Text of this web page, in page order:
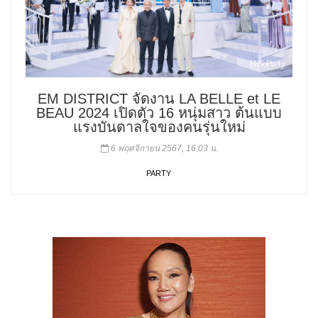
EM DISTRICT จัดงาน LA BELLE et LE
BEAU 2024 เปิดตัว 16 หนุ่มสาว ต้นแบบ
แรงบันดาลใจของคนรุ่นใหม่
6 พฤศจิกายน 2567, 16:03 น.
PARTY